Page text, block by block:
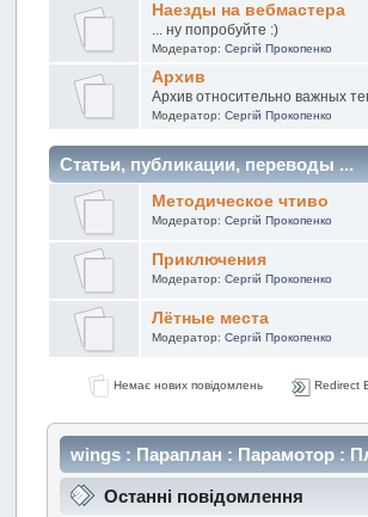
Наезды на вебмастера
... ну попробуйте :)
Модератор:Сергій Прокопенко
Архив
Архив относительно важных
Модератор:Сергій Прокопенко
Статьи, публикации, переводы ...
Методическое чтиво
Модератор:Сергій Прокопенко
Приключения
Модератор:Сергій Прокопенко
Лётные места
Модератор:Сергій Прокопенко
Немає нових повідомлень Redirect
wings : Параплан : Парамотор :
Останні повідомлення